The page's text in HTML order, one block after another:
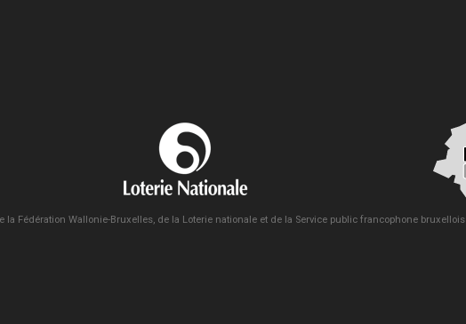
la Fédération Wallonie-Bruxelles, de la Loterie nationale et de la Service public francophone bruxellois